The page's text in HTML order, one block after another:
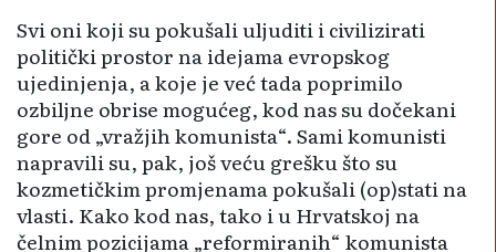
Svi oni koji su pokušali uljuditi i civilizirati
politički prostor na idejama evropskog
ujedinjenja, a koje je već tada poprimilo
ozbiljne obrise mogućeg, kod nas su dočekani
gore od „vražjih komunista“. Sami komunisti
napravili su, pak, još veću grešku što su
kozmetičkim promjenama pokušali (op)stati na
vlasti. Kako kod nas, tako i u Hrvatskoj na
čelnim pozicijama „reformiranih“ komunista